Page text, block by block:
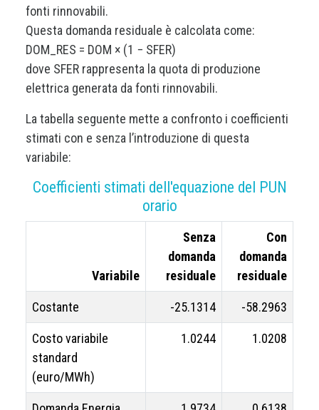
fonti rinnovabili.
Questa domanda residuale è calcolata come:
DOM_RES = DOM × (1 − SFER)
dove SFER rappresenta la quota di produzione
elettrica generata da fonti rinnovabili.
La tabella seguente mette a confronto i coefficienti
stimati con e senza l’introduzione di questa
variabile:
Coefficienti stimati dell'equazione del PUN
orario
Variabile
Senza
domanda
residuale
Con
domanda
residuale
Costante -25.1314 -58.2963
Costo variabile
standard
(euro/MWh)
1.0244 1.0208